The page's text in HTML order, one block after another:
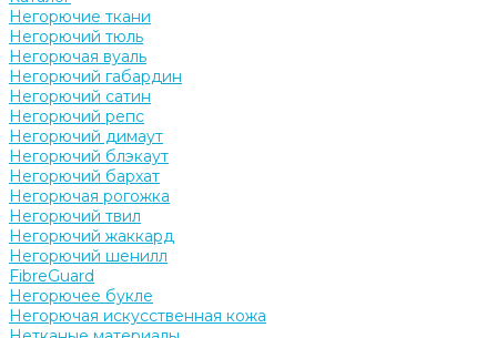
Негорючие ткани
Негорючий тюль
Негорючая вуаль
Негорючий габардин
Негорючий сатин
Негорючий репс
Негорючий димаут
Негорючий блэкаут
Негорючий бархат
Негорючая рогожка
Негорючий твил
Негорючий жаккард
Негорючий шенилл
FibreGuard
Негорючее букле
Негорючая искусственная кожа